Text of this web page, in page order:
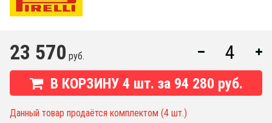
23 570 руб.
В КОРЗИНУ 4 шт. за 94 280 руб.
Данный товар продаётся комплектом (4 шт.)